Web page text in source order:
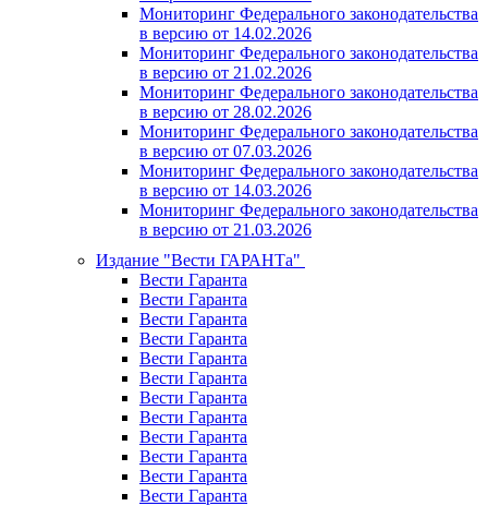
Мониторинг Федерального законодательства
в версию от 14.02.2026
Мониторинг Федерального законодательства
в версию от 21.02.2026
Мониторинг Федерального законодательства
в версию от 28.02.2026
Мониторинг Федерального законодательства
в версию от 07.03.2026
Мониторинг Федерального законодательства
в версию от 14.03.2026
Мониторинг Федерального законодательства
в версию от 21.03.2026
Издание "Вести ГАРАНТа"
Вести Гаранта
Вести Гаранта
Вести Гаранта
Вести Гаранта
Вести Гаранта
Вести Гаранта
Вести Гаранта
Вести Гаранта
Вести Гаранта
Вести Гаранта
Вести Гаранта
Вести Гаранта